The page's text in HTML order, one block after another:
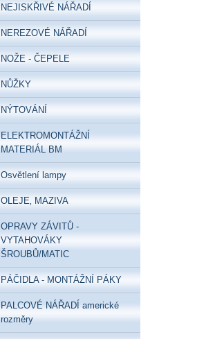
NEJISKŘIVÉ NÁŘADÍ
NEREZOVÉ NÁŘADÍ
NOŽE - ČEPELE
NŮŽKY
NÝTOVÁNÍ
ELEKTROMONTÁŽNÍ
MATERIÁL BM
Osvětlení lampy
OLEJE‚ MAZIVA
OPRAVY ZÁVITŮ -
VYTAHOVÁKY
ŠROUBŮ/MATIC
PÁČIDLA - MONTÁŽNÍ PÁKY
PALCOVÉ NÁŘADÍ americké
rozměry